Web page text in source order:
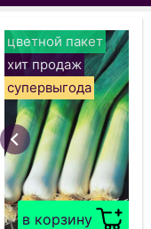
в корзину
цветной пакет
хит продаж
супервыгода